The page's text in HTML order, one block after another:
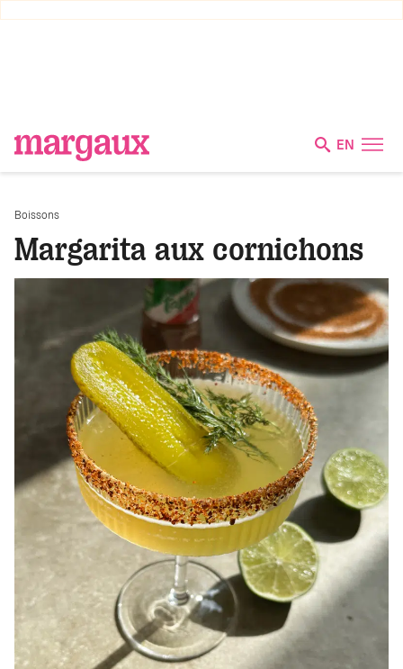
EN
Boissons
Margarita aux cornichons